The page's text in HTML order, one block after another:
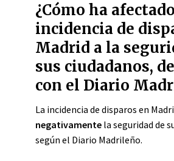
¿Cómo ha
incidencia de
Madrid a la
sus ciudadanos,
con el Diario
La incidencia de disparos en
negativamente la seguridad de
según el Diario Madrileño.